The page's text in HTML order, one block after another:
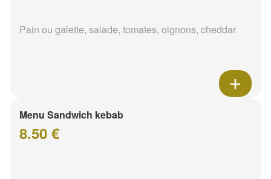
Pain ou galette, salade, tomates, oignons, cheddar
Menu Sandwich kebab
8.50 €